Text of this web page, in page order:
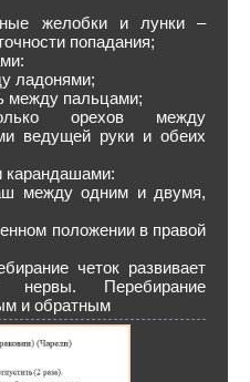
желобки и лунки –
попадания;
ладонями;
между пальцами;
орехов между
ведущей руки и обеих
карандашами:
между одним и двумя,
положении в правой
четок развивает
нервы. Перебирание
и обратным